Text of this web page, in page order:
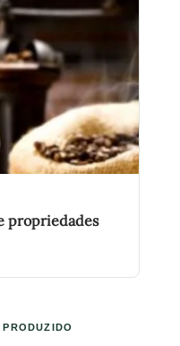
propriedades